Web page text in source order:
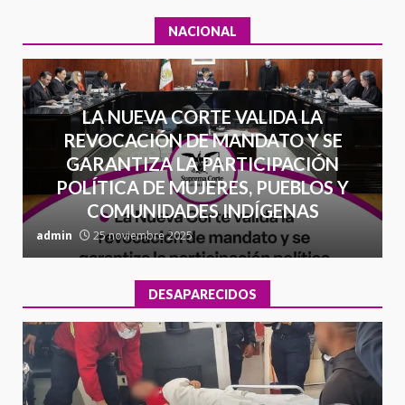
NACIONAL
LA NUEVA CORTE VALIDA LA
REVOCACIÓN DE MANDATO Y SE
GARANTIZA LA PARTICIPACIÓN
POLÍTICA DE MUJERES, PUEBLOS Y
COMUNIDADES INDÍGENAS
admin 25 noviembre 2025
DESAPARECIDOS